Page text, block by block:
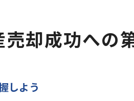
地域情報を活用
任意売却を成功させ
却成功への
しよう